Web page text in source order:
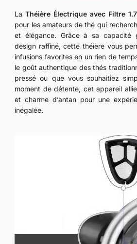
La Théière Électrique avec Filtre
pour les amateurs de thé qui
et élégance. Grâce à sa capacité
design raffiné, cette théière vous
infusions favorites en un rien de
le goût authentique des thés
pressé ou que vous souhaitiez
moment de détente, cet appareil
et charme d’antan pour une
inégalée.